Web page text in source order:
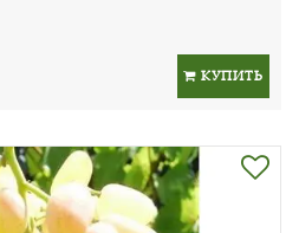
КУПИТЬ